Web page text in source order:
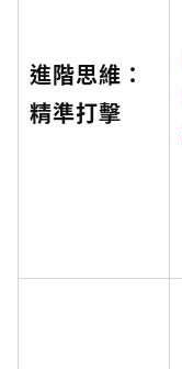
進階思維：
精準打擊